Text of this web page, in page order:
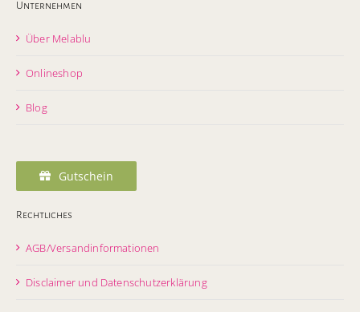
Unternehmen
Über Melablu
Onlineshop
Blog
Gutschein
Rechtliches
AGB/Versandinformationen
Disclaimer und Datenschutzerklärung